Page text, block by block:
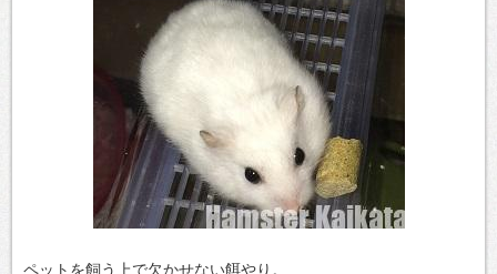
ペットを飼う上で欠かせない餌やり。